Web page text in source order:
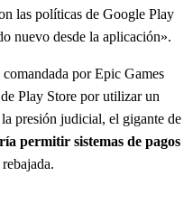
las políticas de Google Play
nuevo desde la aplicación».
por Epic Games
Play Store por utilizar un
presión judicial, el gigante de
permitir sistemas de pagos